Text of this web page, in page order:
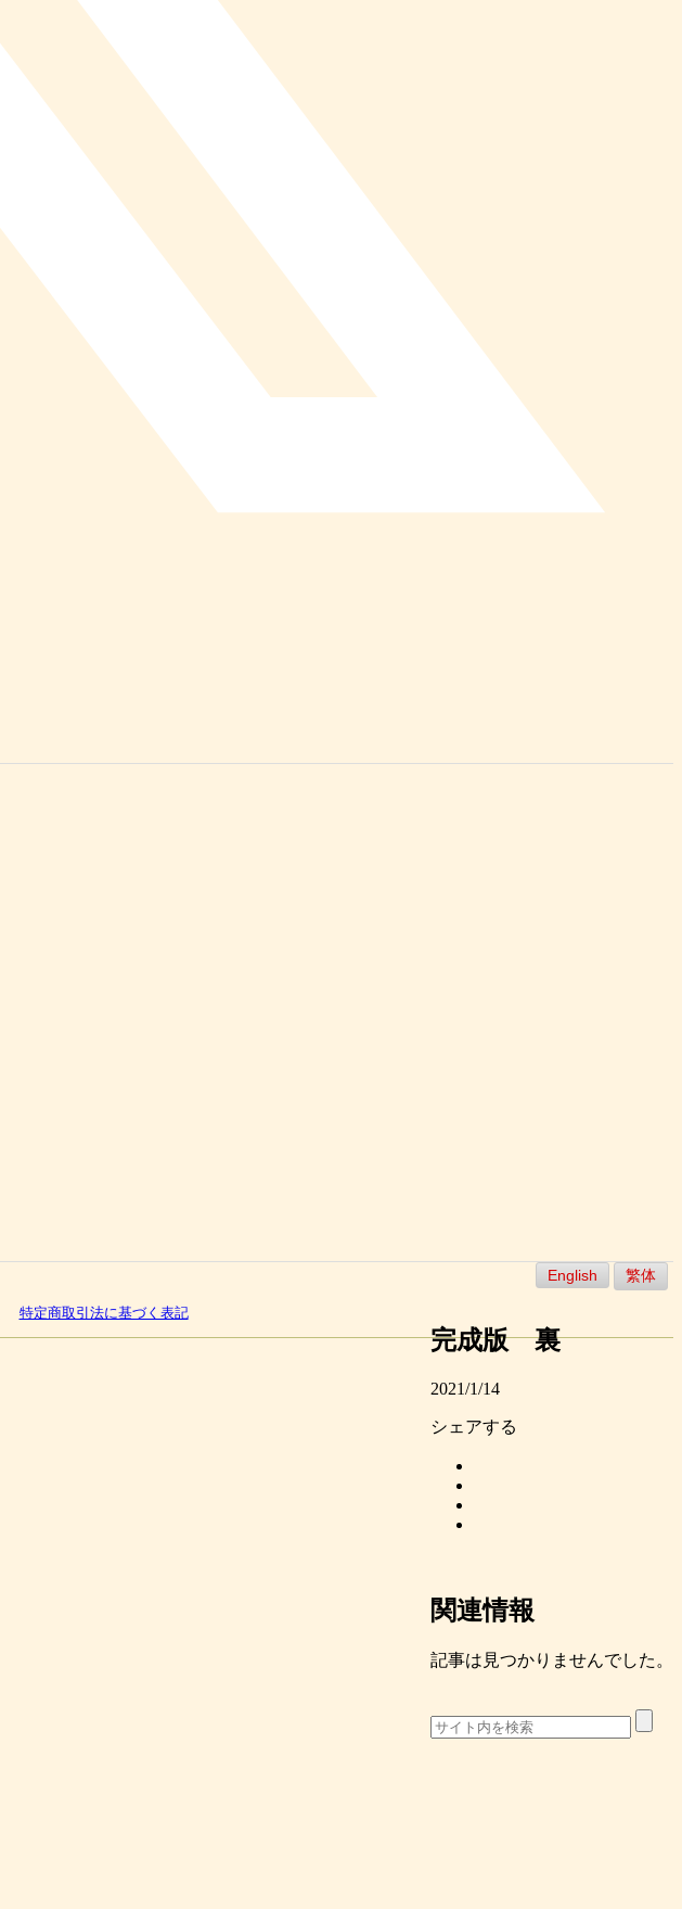
English 繁体
完成版 裏
2021/1/14
シェアする
関連情報
記事は見つかりませんでした。
特定商取引法に基づく表記